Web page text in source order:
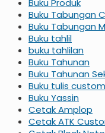
Buku Produk
Buku Tabungan
Buku Tabungan
Buku tahlil
buku tahlilan
Buku Tahunan
Buku Tahunan
Buku tulis custom
Buku Yassin
Cetak Amplop
Cetak ATK